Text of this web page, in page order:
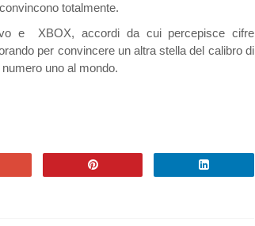
totalmente.
e XBOX, accordi da cui percepisce cifre
per convincere un altra stella del calibro di
uno al mondo.